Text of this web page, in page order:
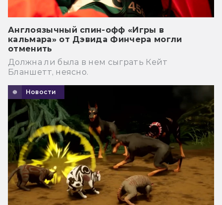
Англоязычный спин-офф «Игры в
кальмара» от Дэвида Финчера могли
отменить
Должна ли была в нем сыграть Кейт
Бланшетт, неясно.
Новости